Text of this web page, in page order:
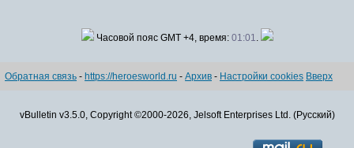
Часовой пояс GMT +4, время: 01:01.
Обратная связь - https://heroesworld.ru - Архив - Настройки cookies Вверх
vBulletin v3.5.0, Copyright ©2000-2026, Jelsoft Enterprises Ltd. (Русский)